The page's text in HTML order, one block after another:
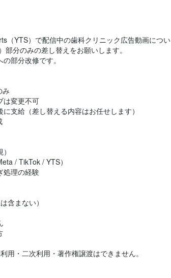
（YTS）で配信中の歯科クリニック広告動画につい
分のみの差し替えをお願いします。
部分改修です。
み
は変更不可
支給（差し替える内容はお任せします）
/ TikTok / YTS）
処理の経験
含まない）
用・二次利用・著作権譲渡はできません。